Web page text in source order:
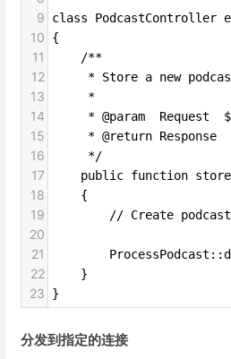
9
class PodcastController
10 {
11
    /**
12
* Store a new
13
     *
14
* @param  Request
15
     * @return Response
16
     */
17
public function
18
    {
19
// Create
20
21
22
    }
23 }
分发到指定的连接